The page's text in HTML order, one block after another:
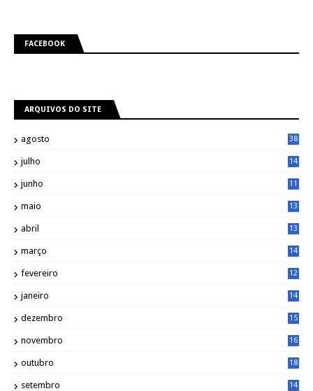
FACEBOOK
ARQUIVOS DO SITE
agosto 38
julho
14
junho
11
maio
13
abril
13
março
14
fevereiro
12
janeiro
14
dezembro
15
novembro
16
outubro
18
setembro
14